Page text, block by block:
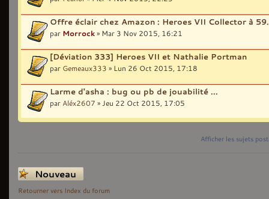
Offre éclair chez Amazon : Heroes VII Collector à
par Morrock» Mar 3 Nov 2015, 16:21
[Déviation 333] Heroes VII et Nathalie Portman
par Gemeaux333 » Lun 26 Oct 2015, 17:18
Larme d'asha : bug ou pb de jouabilité ...
par Aléx2607 » Jeu 22 Oct 2015, 17:05
Afficher les sujets
Écrire un nouveau
sujet
Retourner vers Index du forum